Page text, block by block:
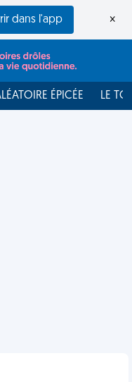
dans l'app ×
ÉPICÉE LE